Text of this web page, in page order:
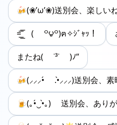
🍻(❀’ω’❀)送別会、楽しい
=͟͟͞͞ ( ꒪౪꒪)ฅ✧ｼﾞｬｯ！
またね( ˙³˙ )ﾉ”
🍻(⸝⸝⸝•́ .•̀⸝⸝⸝)送別会、素
🍺(｡•́‿•̀｡) 送別会、ありが